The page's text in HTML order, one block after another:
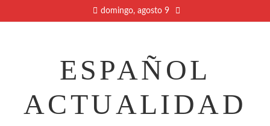
domingo, agosto 9
ESPAÑOL
ACTUALIDAD